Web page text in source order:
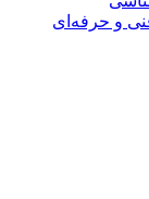
و حرفه‌ای